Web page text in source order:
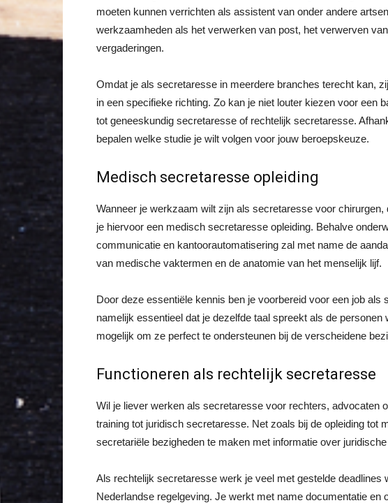
moeten kunnen verrichten als assistent van onder andere
werkzaamheden als het verwerken van post, het verwerven
vergaderingen.
Omdat je als secretaresse in meerdere branches terecht kan,
in een specifieke richting. Zo kan je niet louter kiezen voor een
tot geneeskundig secretaresse of rechtelijk secretaresse.
bepalen welke studie je wilt volgen voor jouw beroepskeuze.
Medisch secretaresse opleiding
Wanneer je werkzaam wilt zijn als secretaresse voor
je hiervoor een medisch secretaresse opleiding. Behalve
communicatie en kantoorautomatisering zal met name de
van medische vaktermen en de anatomie van het menselijk lijf.
Door deze essentiële kennis ben je voorbereid voor een job
namelijk essentieel dat je dezelfde taal spreekt als de
mogelijk om ze perfect te ondersteunen bij de verscheidene
Functioneren als rechtelijk secretaresse
Wil je liever werken als secretaresse voor rechters, advocaten
training tot juridisch secretaresse. Net zoals bij de opleiding tot
secretariële bezigheden te maken met informatie over
Als rechtelijk secretaresse werk je veel met gestelde deadlines
Nederlandse regelgeving. Je werkt met name documentatie en